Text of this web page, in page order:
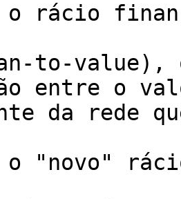
o rácio
to-
entre o
da rede
o "novo"